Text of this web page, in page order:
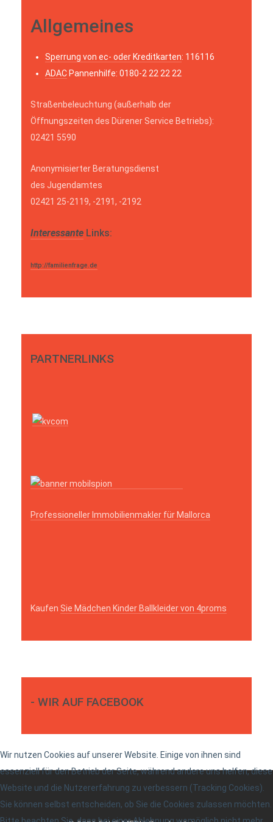
Allgemeines
Sperrung von ec- oder Kreditkarten: 116116
ADAC Pannenhilfe: 0180-2 22 22 22
Straßenbeleuchtung (außerhalb der
Öffnungszeiten des Dürener Service Betriebs):
02421 5590
Anonymisierter Beratungsdienst
des Jugendamtes
02421 25-2119, -2191, -2192
Interessante Links:
http://familienfrage.de
PARTNERLINKS
Professioneller Immobilienmakler für Mallorca
Kaufen Sie Mädchen Kinder Ballkleider von 4proms
- WIR AUF FACEBOOK
Wir nutzen Cookies auf unserer Website. Einige von ihnen sind
essenziell für den Betrieb der Seite, während andere uns helfen, diese
Website und die Nutzererfahrung zu verbessern (Tracking Cookies).
Sie können selbst entscheiden, ob Sie die Cookies zulassen möchten.